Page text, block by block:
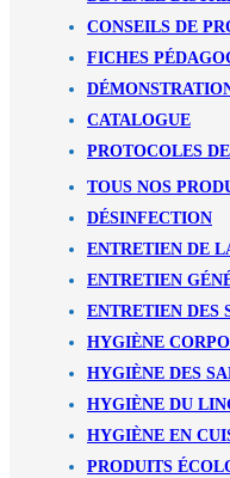
CONSEILS DE
FICHES
CATALOGUE
PROTOCOLES
TOUS NOS
DÉSINFECTION
ENTRETIEN DE
ENTRETIEN
ENTRETIEN DES
HYGIÈNE
HYGIÈNE DES
HYGIÈNE DU
HYGIÈNE EN
PRODUITS